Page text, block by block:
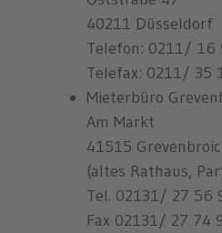
40211 Düsseldorf
Telefon: 0211/ 16
Telefax: 0211/ 35
Mieterbüro
Am Markt
41515
(altes Rathaus,
Tel. 02131/ 27 56
Fax 02131/ 27 74